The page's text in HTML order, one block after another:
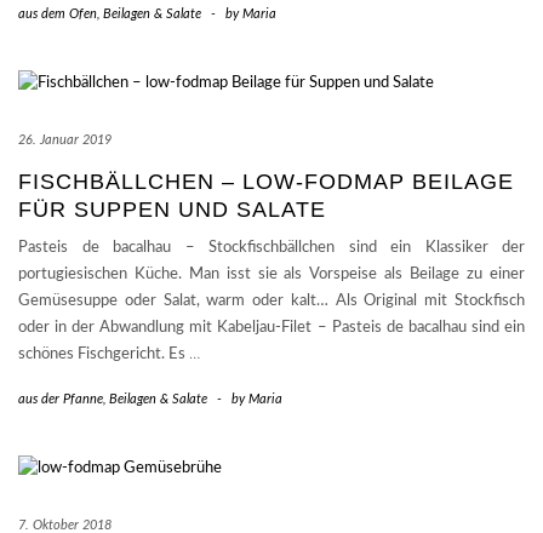
aus dem Ofen Beilagen & Salate - byMaria
26. Januar 2019
FISCHBÄLLCHEN – LOW-FODMAP BEILAGE
FÜR SUPPEN UND SALATE
Pasteis de bacalhau – Stockfischbällchen sind ein Klassiker der
portugiesischen Küche. Man isst sie als Vorspeise als Beilage zu einer
Gemüsesuppe oder Salat, warm oder kalt… Als Original mit Stockfisch
oder in der Abwandlung mit Kabeljau-Filet – Pasteis de bacalhau sind ein
schönes Fischgericht. Es …
aus der Pfanne Beilagen & Salate - byMaria
7. Oktober 2018